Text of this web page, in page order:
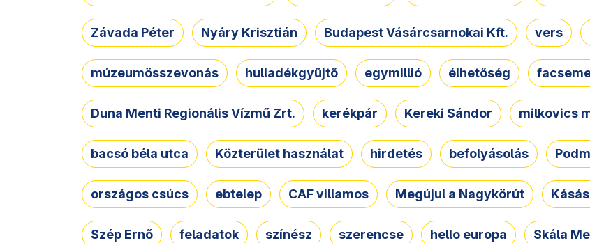
Závada Péter Nyáry Krisztián Budapest Vásárcsarnokai Kft. vers
múzeumösszevonás hulladékgyűjtő egymillió élhetőség
Duna Menti Regionális Vízmű Zrt. kerékpár Kereki Sándor milkovics
bacsó béla utca Közterület használat hirdetés befolyásolás
országos csúcs ebtelep CAF villamos Megújul a Nagykörút
Szép Ernő feladatok színész szerencse hello europa Skála